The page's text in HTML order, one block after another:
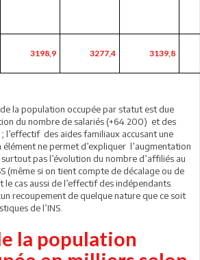
3198,9 3277,4 3139,8
la population occupée par statut est due
du nombre de salariés (+64.200) et des
des aides familiaux accusant une
ne permet d’expliquer l’augmentation
pas l’évolution du nombre d’affiliés au
(même si on tient compte de décalage ou de
le cas aussi de l’effectif des indépendants.
recoupement de quelque nature que ce soit
de l’INS.
la population